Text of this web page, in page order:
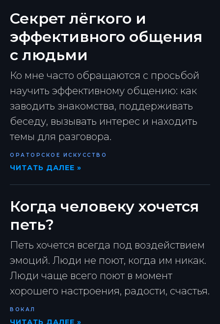
Секрет лёгкого и
эффективного общения
с людьми
Ко мне часто обращаются с просьбой
научить эффективному общению: как
заводить знакомства, поддерживать
беседу, вызывать интерес и находить
темы для разговора.
ОРАТОРСКОЕ ИСКУССТВО
ЧИТАТЬ ДАЛЕЕ »
Когда человеку хочется
петь?
Петь хочется всегда под воздействием
эмоций. Люди не поют, когда им никак.
Люди чаще всего поют в момент
хорошего настроения, радости, счастья.
ВОКАЛ
ЧИТАТЬ ДАЛЕЕ »